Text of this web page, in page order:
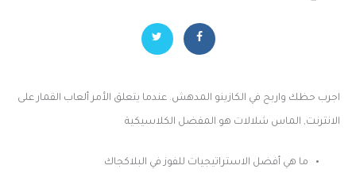
اجرب حظك واربح في الكازينو المدهش. عندما يتعلق الأمر ألعاب القمار على
الانترنت, الماس شلالات هو المفضل الكلاسيكية
ما هي أفضل الاستراتيجيات للفوز في البلاكجاك